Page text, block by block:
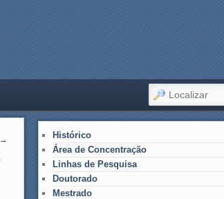
LOCALIZAR
→
Histórico
Área de Concentração
Linhas de Pesquisa
Doutorado
Mestrado